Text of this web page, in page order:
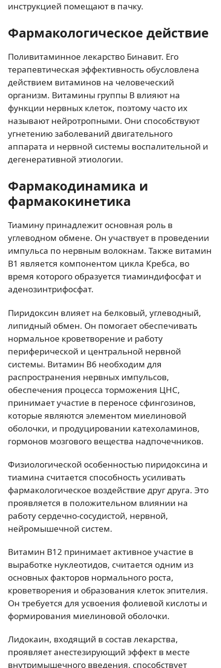
инструкцией помещают в пачку.
Фармакологическое действие
Поливитаминное лекарство Бинавит. Его
терапевтическая эффективность обусловлена
действием витаминов на человеческий
организм. Витамины группы B влияют на
функции нервных клеток, поэтому часто их
называют нейротропными. Они способствуют
угнетению заболеваний двигательного
аппарата и нервной системы воспалительной и
дегенеративной этиологии.
Фармакодинамика и
фармакокинетика
Тиамину принадлежит основная роль в
углеводном обмене. Он участвует в проведении
импульса по нервным волокнам. Также витамин
B1 является компонентом цикла Кребса, во
время которого образуется тиаминдифосфат и
аденозинтрифосфат.
Пиридоксин влияет на белковый, углеводный,
липидный обмен. Он помогает обеспечивать
нормальное кроветворение и работу
периферической и центральной нервной
системы. Витамин B6 необходим для
распространения нервных импульсов,
обеспечения процесса торможения ЦНС,
принимает участие в переносе сфингозинов,
которые являются элементом миелиновой
оболочки, и продуцировании катехоламинов,
гормонов мозгового вещества надпочечников.
Физиологической особенностью пиридоксина и
тиамина считается способность усиливать
фармакологическое воздействие друг друга. Это
проявляется в положительном влиянии на
работу сердечно-сосудистой, нервной,
нейромышечной систем.
Витамин B12 принимает активное участие в
выработке нуклеотидов, считается одним из
основных факторов нормального роста,
кроветворения и образования клеток эпителия.
Он требуется для усвоения фолиевой кислоты и
формирования миелиновой оболочки.
Лидокаин, входящий в состав лекарства,
проявляет анестезирующий эффект в месте
внутримышечного введения, способствует